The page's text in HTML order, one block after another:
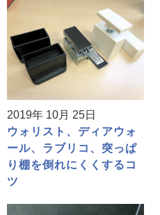
2019年 10月 25日
ウォリスト、ディアウォ
ール、ラブリコ、突っぱ
り棚を倒れにくくするコ
ツ